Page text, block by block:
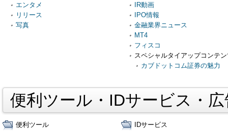
エンタメ
リリース
写真
IR動画
IPO情報
金融業界ニュース
MT4
フィスコ
スペシャルタイアップコンテ
カブドットコム証券の魅力
便利ツール・IDサービス・
便利ツール
IDサービス